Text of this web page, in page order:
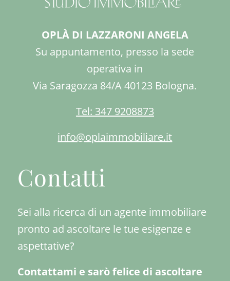
OPLÀ DI LAZZARONI ANGELA
Su appuntamento, presso la sede
operativa in
Via Saragozza 84/A 40123 Bologna.
Tel: 347 9208873
info@oplaimmobiliare.it
Contatti
Sei alla ricerca di un agente immobiliare
pronto ad ascoltare le tue esigenze e
aspettative?
Contattami e sarò felice di ascoltare